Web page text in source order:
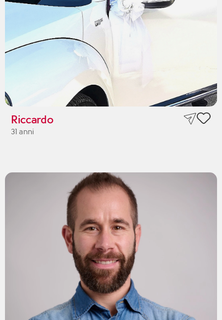
Riccardo
31 anni